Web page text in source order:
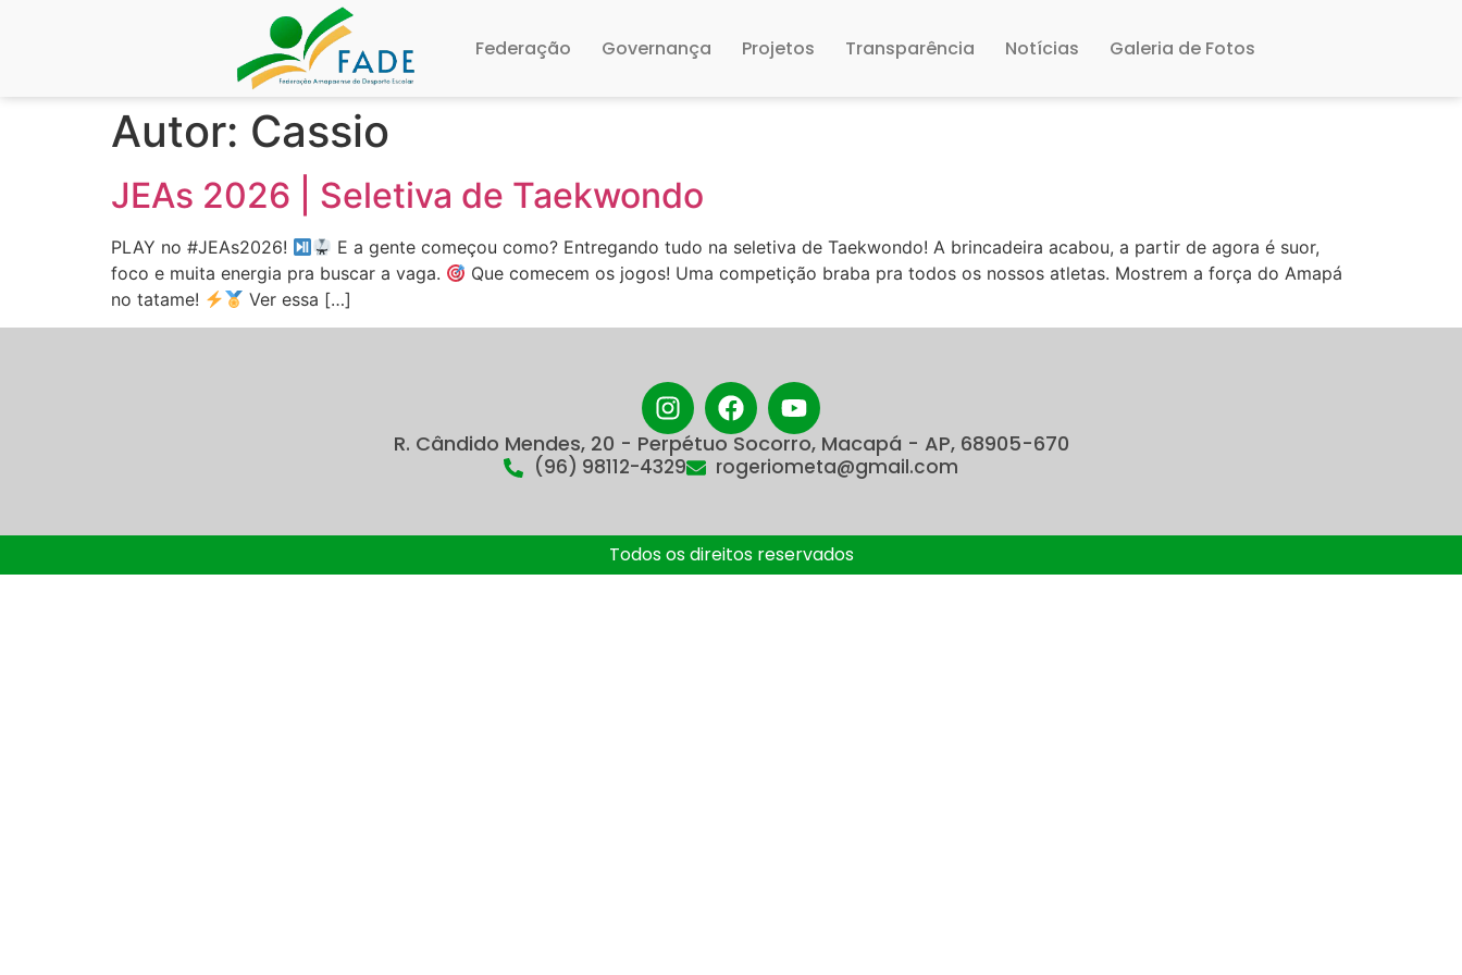
Federação Governança Projetos Transparência Notícias Galeria de Fotos
Autor: Cassio
JEAs 2026 | Seletiva de Taekwondo
PLAY no #JEAs2026!
E a gente começou como? Entregando tudo na seletiva de Taekwondo! A brincadeira acabou, a partir de agora é suor,
foco e muita energia pra buscar a vaga.
Que comecem os jogos! Uma competição braba pra todos os nossos atletas. Mostrem a força do Amapá
no tatame!
Ver essa […]
R. Cândido Mendes, 20 - Perpétuo Socorro, Macapá - AP, 68905-670
(96) 98112-4329 rogeriometa@gmail.com
Todos os direitos reservados